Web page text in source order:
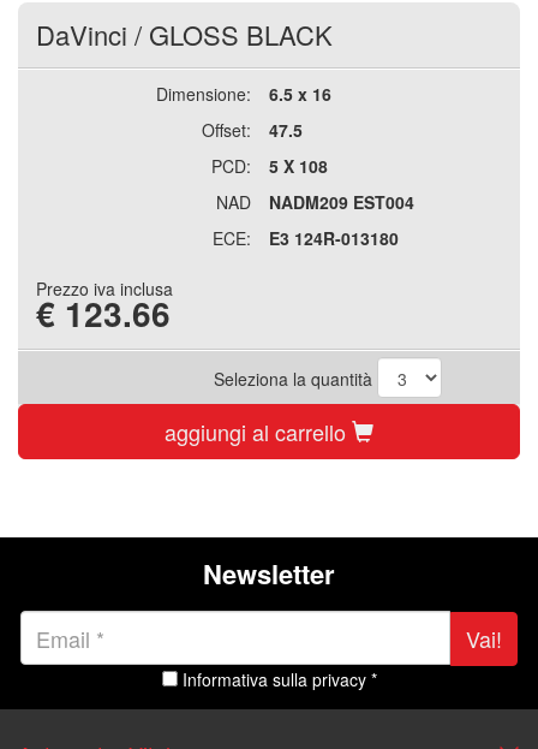
DaVinci / GLOSS BLACK
Dimensione:
6.5 x 16
Offset:
47.5
PCD:
5 X 108
NAD
NADM209 EST004
ECE:
E3 124R-013180
Prezzo iva inclusa
€ 123.66
Seleziona la quantità
aggiungi al carrello
Newsletter
Vai!
Informativa sulla privacy *